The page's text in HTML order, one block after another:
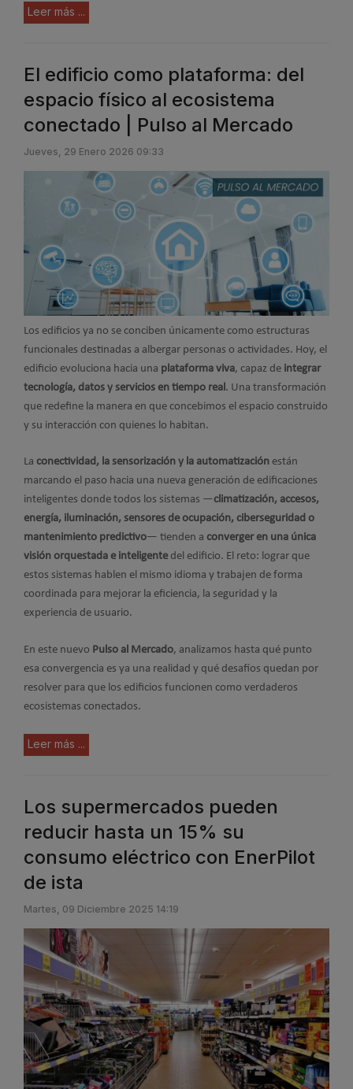
Leer más ...
El edificio como plataforma: del
espacio físico al ecosistema
conectado | Pulso al Mercado
Jueves, 29 Enero 2026 09:33
Los edificios ya no se conciben únicamente como estructuras
funcionales destinadas a albergar personas o actividades. Hoy, el
edificio evoluciona hacia una plataforma viva, capaz de integrar
tecnología, datos y servicios en tiempo real . Una transformación
que redefine la manera en que concebimos el espacio construido
y su interacción con quienes lo habitan.
La conectividad, la sensorización y la automatización están
marcando el paso hacia una nueva generación de edificaciones
inteligentes donde todos los sistemas —climatización, accesos,
energía, iluminación, sensores de ocupación, ciberseguridad o
mantenimiento predictivo— tienden a converger en una única
visión orquestada e inteligentedel edificio. El reto: lograr que
estos sistemas hablen el mismo idioma y trabajen de forma
coordinada para mejorar la eficiencia, la seguridad y la
experiencia de usuario.
En este nuevo Pulso al Mercado, analizamos hasta qué punto
esa convergencia es ya una realidad y qué desafíos quedan por
resolver para que los edificios funcionen como verdaderos
ecosistemas conectados.
Leer más ...
Los supermercados pueden
reducir hasta un 15% su
consumo eléctrico con EnerPilot
de ista
Martes, 09 Diciembre 2025 14:19